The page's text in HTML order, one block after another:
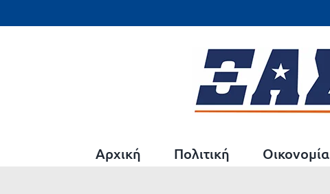
στο
Αρχική Πολιτική Οικονομία